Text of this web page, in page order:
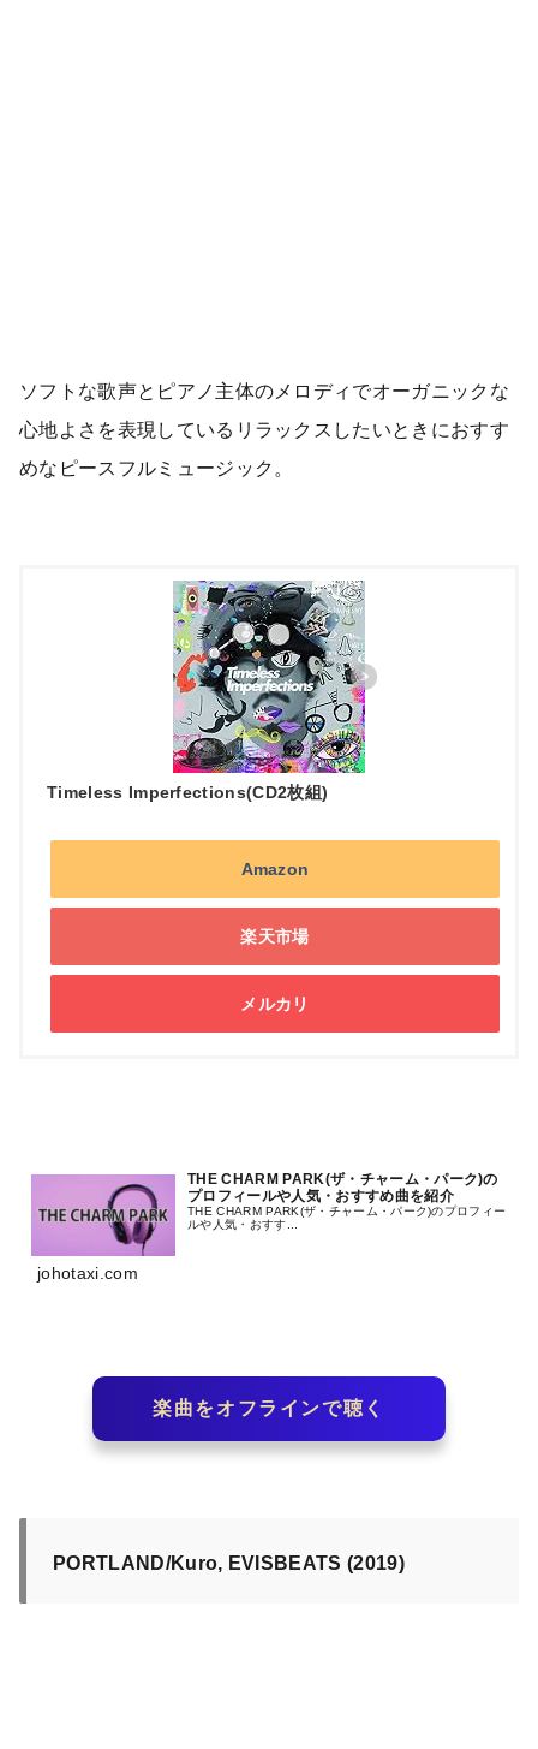
ソフトな歌声とピアノ主体のメロディでオーガニックな
心地よさを表現しているリラックスしたいときにおすす
めなピースフルミュージック。
Timeless Imperfections(CD2枚組)
Amazon
楽天市場
メルカリ
THE CHARM PARK(ザ・チャーム・パーク)の
プロフィールや人気・おすすめ曲を紹介
THE CHARM PARK(ザ・チャーム・パーク)のプロフィー
ルや人気・おすす...
johotaxi.com
楽曲をオフラインで聴く
PORTLAND/Kuro, EVISBEATS (2019)